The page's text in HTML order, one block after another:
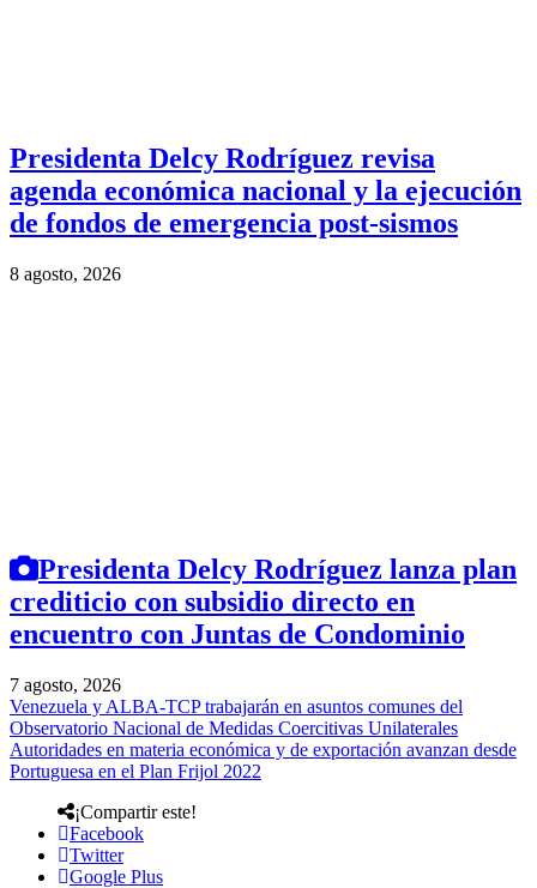
Presidenta Delcy Rodríguez revisa
agenda económica nacional y la ejecución
de fondos de emergencia post-sismos
8 agosto, 2026
Presidenta Delcy Rodríguez lanza plan
crediticio con subsidio directo en
encuentro con Juntas de Condominio
7 agosto, 2026
Venezuela y ALBA-TCP trabajarán en asuntos comunes del
Observatorio Nacional de Medidas Coercitivas Unilaterales
Autoridades en materia económica y de exportación avanzan desde
Portuguesa en el Plan Frijol 2022
¡Compartir este!
Facebook
Twitter
Google Plus